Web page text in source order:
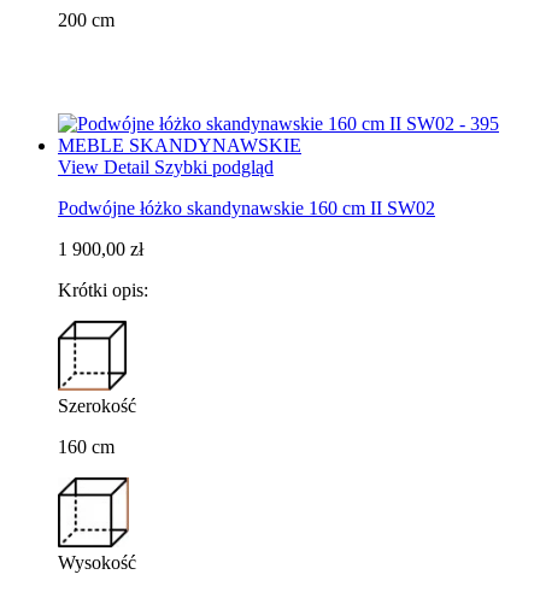
200 cm
View Detail Szybki podgląd
Podwójne łóżko skandynawskie 160 cm II SW02
1 900,00 zł
Krótki opis:
Szerokość
160 cm
Wysokość